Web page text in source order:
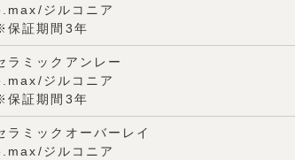
ジルコニア
保証期間3年
ラミックアンレー
ジルコニア
保証期間3年
ラミックオーバーレイ
ジルコニア